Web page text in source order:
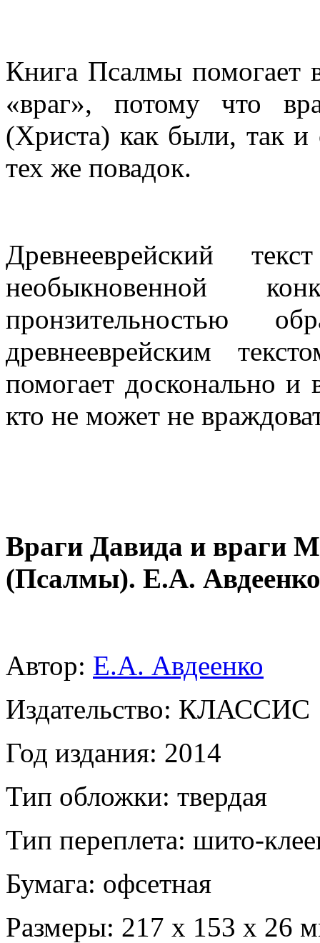
Книга Псалмы помогает
«враг», потому что
(Христа) как были, так
тех же повадок.
Древнееврейский
необыкновенной
пронзительностью
древнееврейским
помогает досконально и
кто не может не
Враги Давида и враги
(Псалмы). Е.А. Авдеенко
Автор: Е.А. Авдеенко
Издательство: КЛАССИС
Год издания: 2014
Тип обложки: твердая
Тип переплета: шито-
Бумага: офсетная
Размеры: 217 х 153 х 26